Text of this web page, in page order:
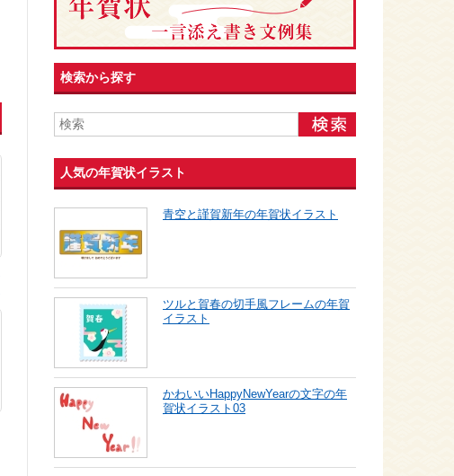
検索から探す
人気の年賀状イラスト
青空と謹賀新年の年賀状イラスト
ツルと賀春の切手風フレームの年賀
イラスト
かわいいHappyNewYearの文字の年
賀状イラスト03